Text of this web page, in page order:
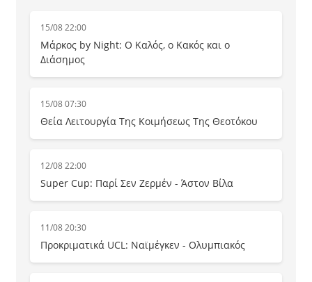
15/08 22:00
Μάρκος by Night: Ο Καλός, ο Κακός και ο
Διάσημος
15/08 07:30
Θεία Λειτουργία Της Κοιμήσεως Της Θεοτόκου
12/08 22:00
Super Cup: Παρί Σεν Ζερμέν - Άστον Βίλα
11/08 20:30
Προκριματικά UCL: Ναϊμέγκεν - Ολυμπιακός